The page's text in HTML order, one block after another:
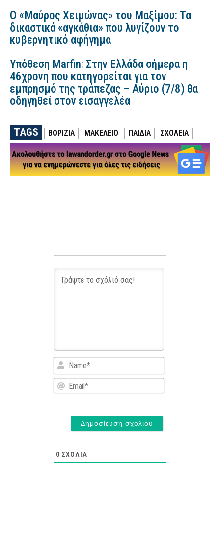
Ο «Μαύρος Χειμώνας» του Μαξίμου: Τα
δικαστικά «αγκάθια» που λυγίζουν το
κυβερνητικό αφήγημα
Υπόθεση Marfin: Στην Ελλάδα σήμερα η
46χρονη που κατηγορείται για τον
εμπρησμό της τράπεζας – Αύριο (7/8) θα
οδηγηθεί στον εισαγγελέα
TAGS ΒΟΡΙΖΙΑ ΜΑΚΕΛΕΙΟ ΠΑΙΔΙΑ ΣΧΟΛΕΙΑ
Name*
Email*
0 ΣΧΌΛΙΑ